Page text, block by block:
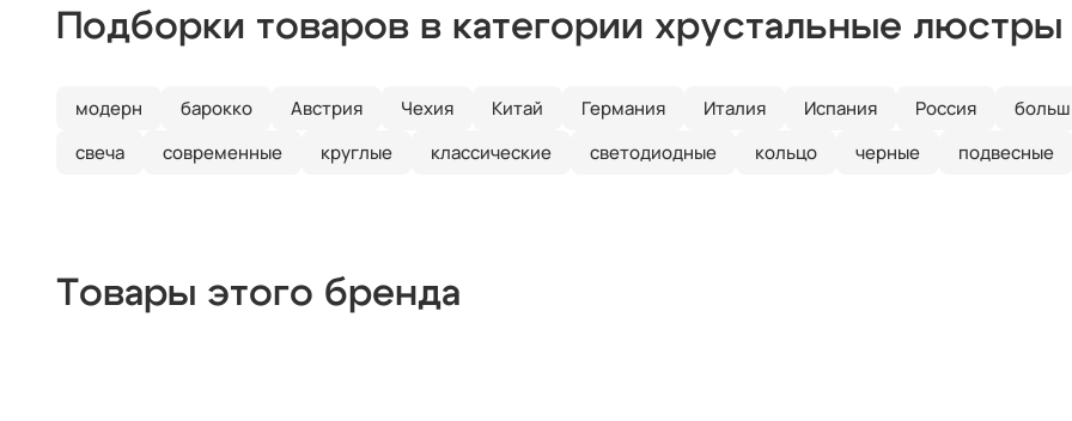
Подборки товаров в категории хрустальные люстры
модерн барокко Австрия Чехия Китай Германия Италия Испания Россия
свеча
современные круглые классические светодиодные кольцо черные подвесные
Товары этого бренда